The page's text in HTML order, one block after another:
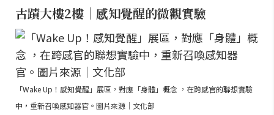
古蹟大樓2樓｜感知覺醒的微觀實驗
「Wake Up！感知覺醒」展區，對應「身體」概念 ，在跨感官的聯想實驗
中，重新召喚感知器官。圖片來源｜文化部